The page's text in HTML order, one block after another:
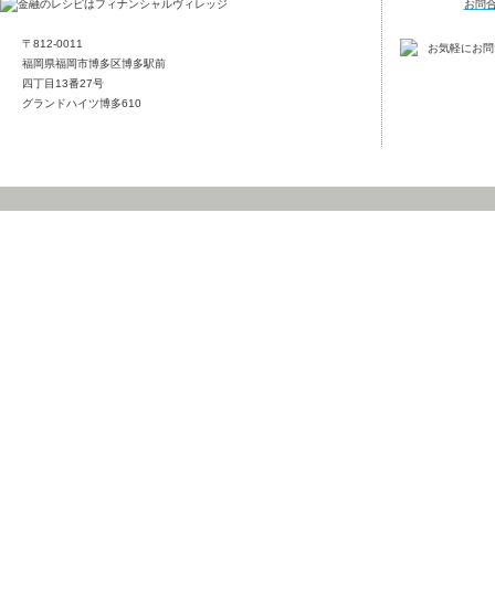
〒812-0011
福岡県福岡市博多区博多駅前
四丁目13番27号
グランドハイツ博多610